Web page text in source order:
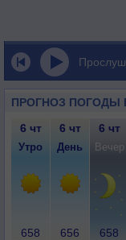
ПРОГНОЗ ПОГОДЫ
6 чт 6 чт 6 чт
Утро День Вечер
658 656 658